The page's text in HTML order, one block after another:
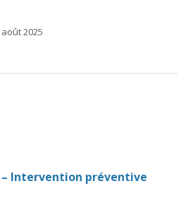
2025
– Intervention préventive